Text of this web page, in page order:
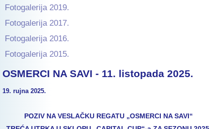
Fotogalerija 2019.
Fotogalerija 2017.
Fotogalerija 2016.
Fotogalerija 2015.
OSMERCI NA SAVI - 11. listopada 2025.
19. rujna 2025.
POZIV NA VESLAČKU REGATU „OSMERCI NA SAVI“